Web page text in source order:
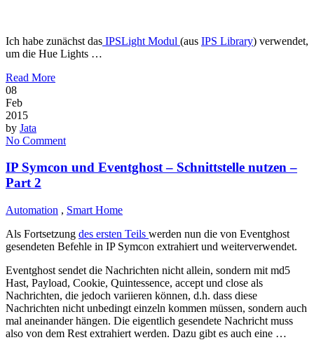
Ich habe zunächst das IPSLight Modul (aus IPS Library) verwendet,
um die Hue Lights …
Read More
08
Feb
2015
by Jata
No Comment
IP Symcon und Eventghost – Schnittstelle nutzen –
Part 2
Automation , Smart Home
Als Fortsetzung des ersten Teils werden nun die von Eventghost
gesendeten Befehle in IP Symcon extrahiert und weiterverwendet.
Eventghost sendet die Nachrichten nicht allein, sondern mit md5
Hast, Payload, Cookie, Quintessence, accept und close als
Nachrichten, die jedoch variieren können, d.h. dass diese
Nachrichten nicht unbedingt einzeln kommen müssen, sondern auch
mal aneinander hängen. Die eigentlich gesendete Nachricht muss
also von dem Rest extrahiert werden. Dazu gibt es auch eine …